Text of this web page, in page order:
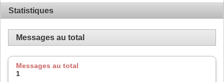
Statistiques
Messages au total
Messages au total
1